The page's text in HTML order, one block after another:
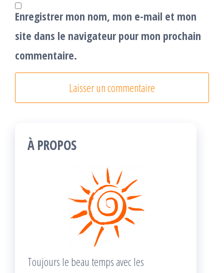
Enregistrer mon nom, mon e-mail et mon
site dans le navigateur pour mon prochain
commentaire.
À PROPOS
Toujours le beau temps avec les